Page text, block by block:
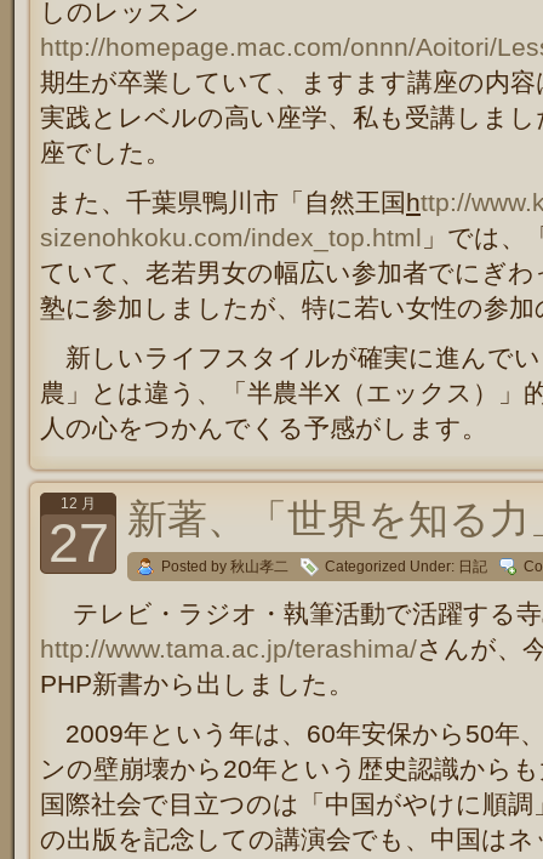
しのレッスン
http://homepage.mac.com/onnn/Aoitori/
期生が卒業していて、ますます講座の内
実践とレベルの高い座学、私も受講しま
座でした。
また、千葉県鴨川市「自然王国http://
sizenohkoku.com/index_top.html 」では、
ていて、老若男女の幅広い参加者でにぎ
塾に参加しましたが、特に若い女性の参
新しいライフスタイルが確実に進んで
農」とは違う、「半農半X（エックス）」
人の心をつかんでくる予感がします。
12 月
27 新著、「世界を知る力
Posted by 秋山孝二 Categorized Under: 日記
テレビ・ラジオ・執筆活動で活躍する
http://www.tama.ac.jp/terashima/さんが、
PHP新書から出しました。
2009年という年は、60年安保から50年
ンの壁崩壊から20年という歴史認識から
国際社会で目立つのは「中国がやけに順
の出版を記念しての講演会でも、中国は